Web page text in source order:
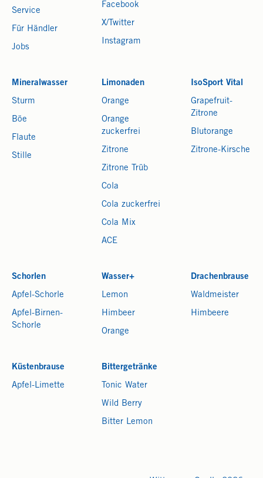
Mineralwasser
Sturm
Böe
Flaute
Stille
Limonaden
Orange
Orange
zuckerfrei
Zitrone
Zitrone Trüb
Cola
Cola zuckerfrei
Cola Mix
ACE
IsoSport Vital
Grapefruit-
Zitrone
Blutorange
Zitrone-Kirsche
Schorlen
Apfel-Schorle
Apfel-Birnen-
Schorle
Wasser+
Lemon
Himbeer
Orange
Drachenbrause
Waldmeister
Himbeere
Küstenbrause
Apfel-Limette
Bittergetränke
Tonic Water
Wild Berry
Bitter Lemon
Service
Für Händler
Jobs
Facebook
X/Twitter
Instagram